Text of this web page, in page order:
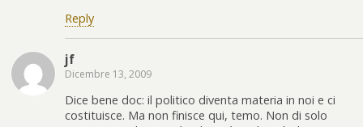
Reply
jf
Dicembre 13, 2009
Dice bene doc: il politico diventa materia in noi e ci
costituisce. Ma non finisce qui, temo. Non di solo